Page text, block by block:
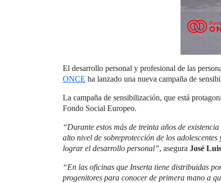
El desarrollo personal y profesional de las
ONCE ha lanzado una nueva campaña de
La campaña de sensibilización, que está
Fondo Social Europeo.
“Durante estos más de treinta años de
alto nivel de sobreprotección de los
lograr el desarrollo personal”, asegura José
“En las oficinas que Inserta tiene distribuidas
progenitores para conocer de primera mano a